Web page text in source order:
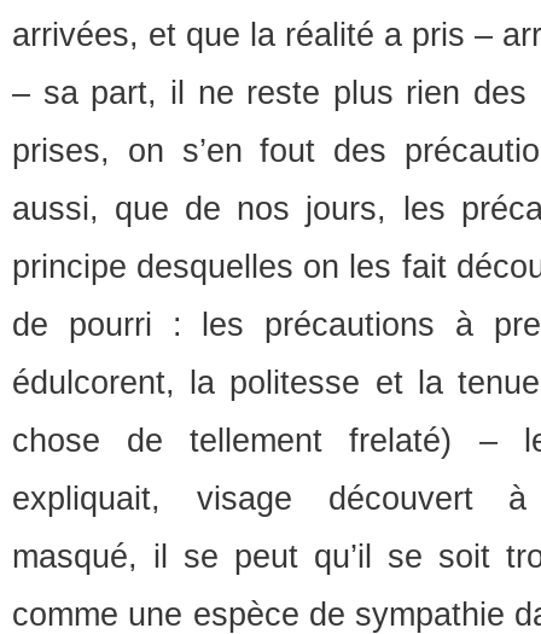
arrivées, et que la réalité a pris –
– sa part, il ne reste plus rien des
prises, on s’en fout des
aussi, que de nos jours, les
principe desquelles on les fait
de pourri : les précautions à
édulcorent, la politesse et la
chose de tellement frelaté) –
expliquait, visage découvert
masqué, il se peut qu’il se soit
comme une espèce de sympathie